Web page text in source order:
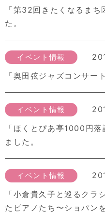
「第32回きたくなるま
た。
イベント情報
「奥田弦ジャズコンサー
イベント情報
「ほくとぴあ亭1000円
ました。
イベント情報
「小倉貴久子と巡るク
たピアノたち〜ショパン